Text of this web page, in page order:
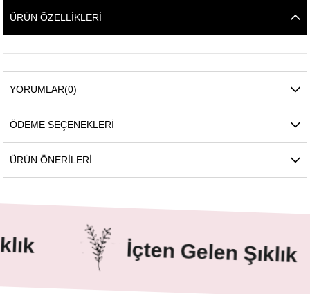
ÜRÜN ÖZELLIKLERI
YORUMLAR(0)
ÖDEME SEÇENEKLERI
ÜRÜN ÖNERILERI
İçten Gelen Şıklık